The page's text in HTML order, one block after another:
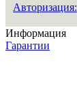
Авторизация:
Информация
Гарантии